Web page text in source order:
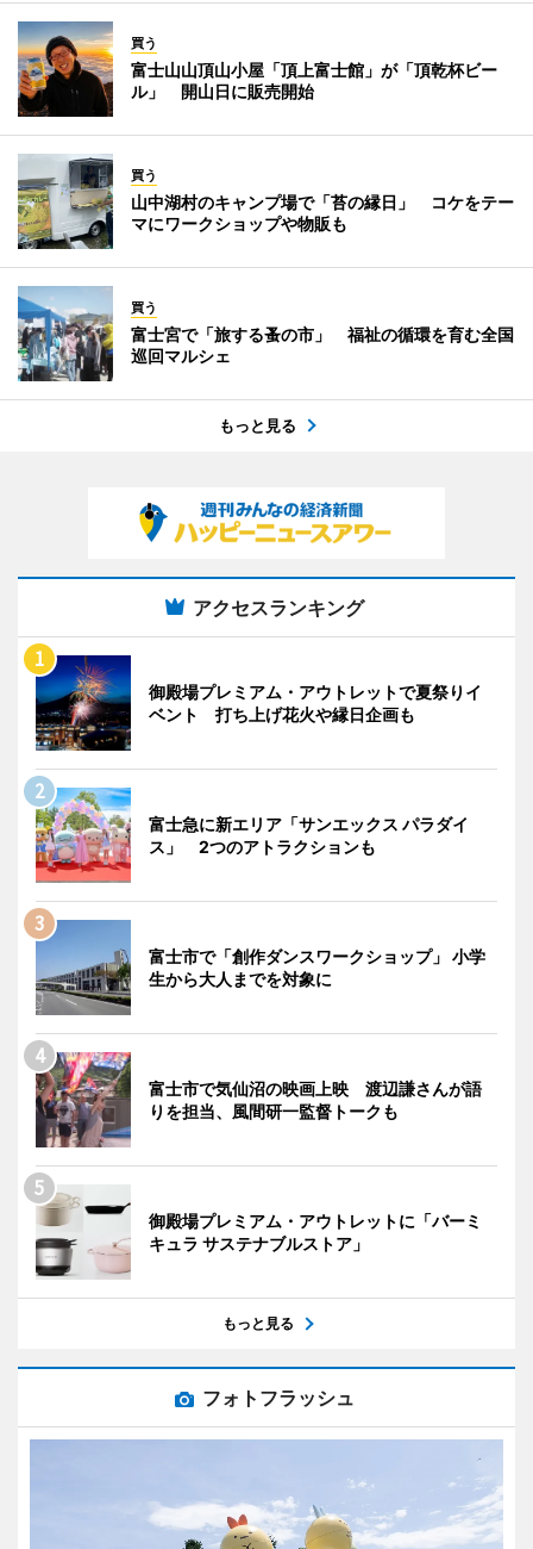
買う
富士山山頂山小屋「頂上富士館」が「頂乾杯ビー
ル」 開山日に販売開始
買う
山中湖村のキャンプ場で「苔の縁日」 コケをテー
マにワークショップや物販も
買う
富士宮で「旅する蚤の市」 福祉の循環を育む全国
巡回マルシェ
もっと見る
アクセスランキング
御殿場プレミアム・アウトレットで夏祭りイ
ベント 打ち上げ花火や縁日企画も
富士急に新エリア「サンエックス パラダイ
ス」 2つのアトラクションも
富士市で「創作ダンスワークショップ」 小学
生から大人までを対象に
富士市で気仙沼の映画上映 渡辺謙さんが語
りを担当、風間研一監督トークも
御殿場プレミアム・アウトレットに「バーミ
キュラ サステナブルストア」
もっと見る
フォトフラッシュ